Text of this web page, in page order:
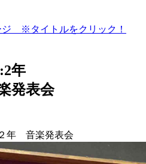
ジ ※タイトルをクリック！
年
発表会
年 音楽発表会